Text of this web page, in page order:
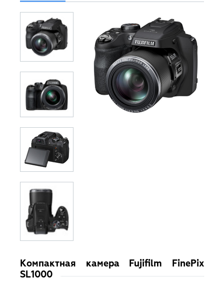
Компактная камера Fujifilm FinePix
SL1000